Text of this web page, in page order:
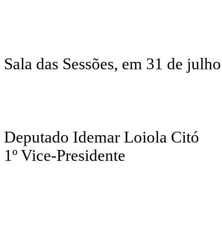
Sala das Sessões, em 31 de
Deputado Idemar Loiola Citó
1º Vice-Presidente